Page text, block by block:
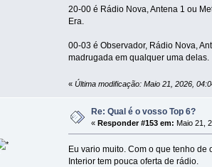
20-00 é Rádio Nova, Antena 1 ou
Era.
00-03 é Observador, Rádio Nova,
madrugada em qualquer uma delas.
« Última modificação: Maio 21, 2026,
Re: Qual é o vosso Top 6?
«Responder #153 em: Maio 21,
Eu vario muito. Com o que tenho de
Interior tem pouca oferta de rádio.